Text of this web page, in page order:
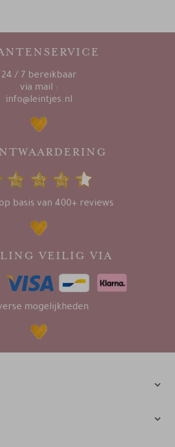
24 / 7 bereikbaar
via mail :
info@leintjes.nl
basis van 400+ reviews
VEILIG VIA
mogelijkheden